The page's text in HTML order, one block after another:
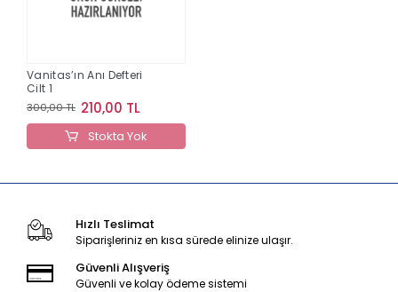
Vanitas’ın Anı Defteri
Cilt 1
300,00 TL 210,00 TL
Stokta Yok
Hızlı Teslimat
Siparişleriniz en kısa sürede elinize ulaşır.
Güvenli Alışveriş
Güvenli ve kolay ödeme sistemi